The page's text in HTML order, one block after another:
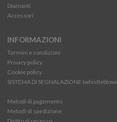
Diamanti
Accessori
INFORMAZIONI
Termini e condizioni
Privacy policy
Cookie policy
SISTEMA DI SEGNALAZIONE
Metodi di pagamento
Metodi di spedizione